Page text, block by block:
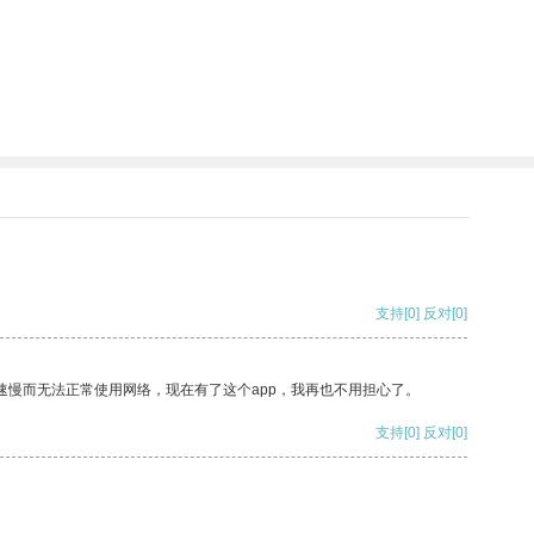
支持[0] 反对[0]
而无法正常使用网络，现在有了这个app，我再也不用担心了。
支持[0] 反对[0]